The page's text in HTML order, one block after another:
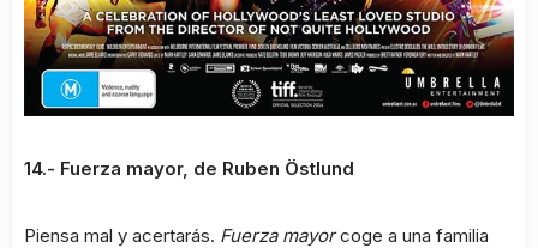
14.- Fuerza mayor, de Ruben Östlund
Piensa mal y acertarás. Fuerza mayorcoge a una familia